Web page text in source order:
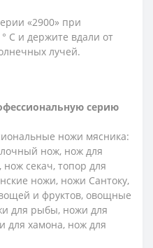
«2900» при
С и держите вдали от
лучей.
серию
ножи мясника:
нож, нож для
секач, топор для
ножи, ножи Сантоку,
и фруктов, овощные
для рыбы, ножи для
для хамона, нож для